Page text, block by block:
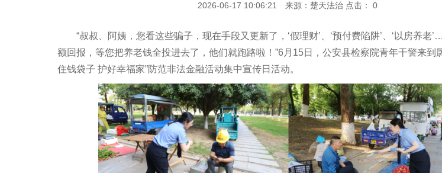
2026-06-17 10:06:21 来源：楚天法治 点击： 0
“叔叔、阿姨，您看这些骗子，现在手段又更新了，‘假理财’、‘预付费陷阱’、‘以房养老
额回报，等您把养老钱全投进去了，他们就跑路啦！”6月15日，公安县检察院青年干警来到
住钱袋子 护好幸福家”防范非法金融活动集中宣传日活动。